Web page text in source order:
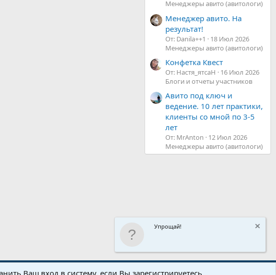
Менеджеры авито (авитологи)
Менеджер авито. На
результат!
От: Danila++1
18 Июл 2026
Менеджеры авито (авитологи)
Конфетка Квест
От: Настя_ятсаН
16 Июл 2026
Блоги и отчеты участников
Авито под ключ и
ведение. 10 лет практики,
клиенты со мной по 3-5
лет
От: MrAnton
12 Июл 2026
Менеджеры авито (авитологи)
Упрощай!
Ваш вход в систему, если Вы зарегистрируетесь.